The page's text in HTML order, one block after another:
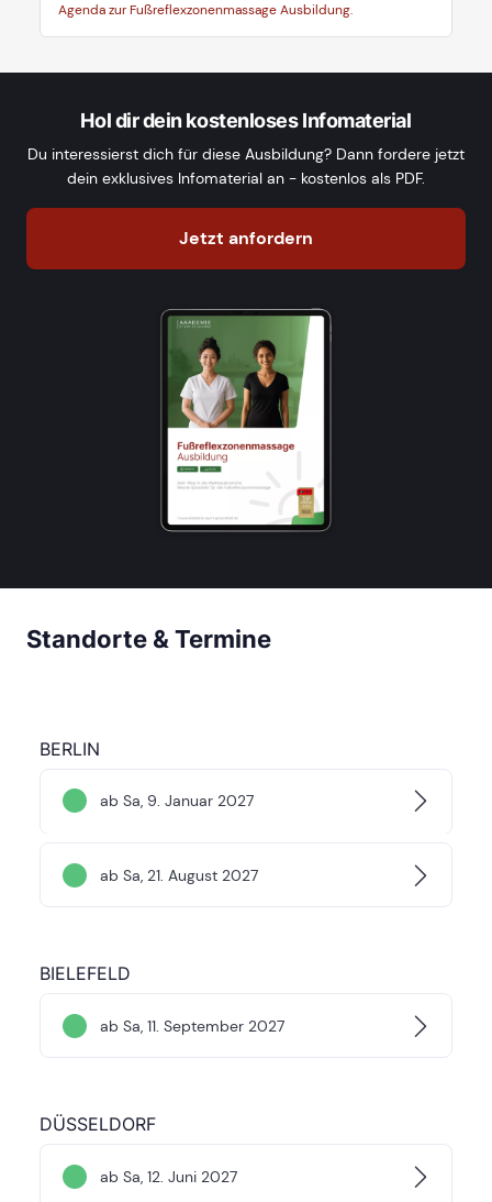
Agenda zur Fußreflexzonenmassage Ausbildung.
Hol dir dein kostenloses Infomaterial
Du interessierst dich für diese Ausbildung? Dann fordere jetzt
dein exklusives Infomaterial an - kostenlos als PDF.
Jetzt anfordern
Standorte & Termine
BERLIN
ab Sa, 9. Januar 2027
ab Sa, 21. August 2027
BIELEFELD
ab Sa, 11. September 2027
DÜSSELDORF
ab Sa, 12. Juni 2027